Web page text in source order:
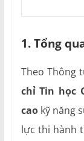
1. Tổng
Theo Thông
chỉ Tin học
caokỹ năng
lực thi hành